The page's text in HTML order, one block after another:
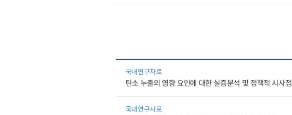
국내연구자료
탄소 누출의 영향 요인에 대한 실증분석 및 정책적 시사점
국내연구자료